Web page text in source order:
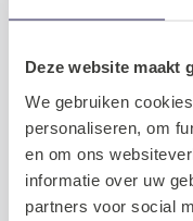
Deze website maakt
We gebruiken
personaliseren, om
en om ons
informatie over uw
partners voor social